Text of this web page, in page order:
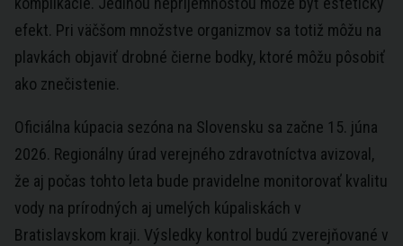
efekt. Pri väčšom množstve organizmov sa totiž môžu na
plavkách objaviť drobné čierne bodky, ktoré môžu pôsobiť
ako znečistenie.
Oficiálna kúpacia sezóna na Slovensku sa začne 15. júna
2026. Regionálny úrad verejného zdravotníctva avizoval,
že aj počas tohto leta bude pravidelne monitorovať kvalitu
vody na prírodných aj umelých kúpaliskách v
Bratislavskom kraji. Výsledky kontrol budú zverejňované v